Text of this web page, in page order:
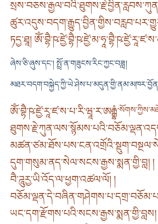
ཏདྱ་ཐཱ།
ཞེས་ཅི་ཞུས་དང་། སྤྲོ་ན་གཟུངས་རིང་ཀྱང་བཟླ།
ཨོཾ་བྷཻ་ཥ་ཛྱེ་རཱ་ཛ་ས་པ་རི་ཝཱ་ར་ཨརྒྷཾ་
དུག་གསུམ་ནད་སེལ་སངས་རྒྱས་སྨན་གྱི་བླ། །
བཻ་ཌཱུརྱ་ཡི་འོད་ལ་ཕྱག་འཚལ་ལོ། །
ཡང་དག་རྫོགས་པའི་སངས་རྒྱས་སྨན་གྱི་བླས།